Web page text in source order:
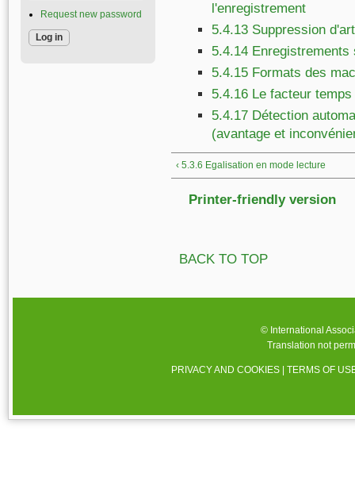
l'enregistrement
5.4.13 Suppression
5.4.14 Enregistrements
5.4.15 Formats des
5.4.16 Le facteur
5.4.17 Détection
(avantage et
‹ 5.3.6 Egalisation en mode lecture
Printer-friendly version
BACK TO TOP
Request new password
© International
Translation not
PRIVACY AND COOKIES |TERMS OF